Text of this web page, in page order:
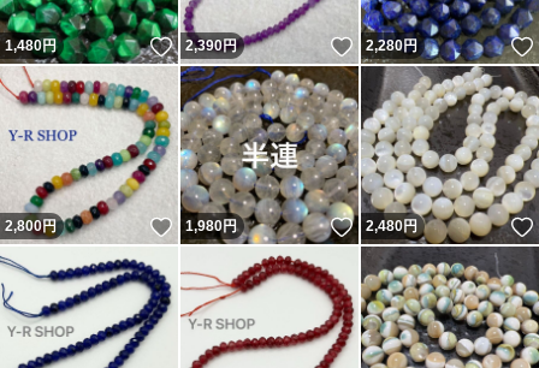
1,480円 いいね！
2,390円 いいね！
2,280円
2,800円 いいね！
1,980円 いいね！
2,480円